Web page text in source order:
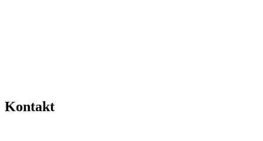
Kontakt